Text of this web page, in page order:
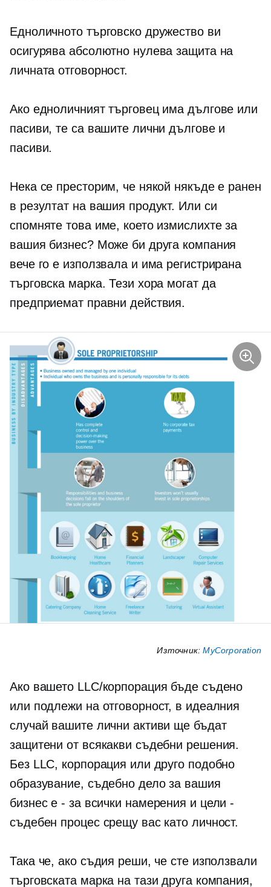
Едноличното търговско дружество ви
осигурява абсолютно нулева защита на
личната отговорност.
Ако едноличният търговец има дългове или
пасиви, те са вашите лични дългове и
пасиви.
Нека се престорим, че някой някъде е ранен
в резултат на вашия продукт. Или си
спомняте това име, което измислихте за
вашия бизнес? Може би друга компания
вече го е използвала и има регистрирана
търговска марка. Тези хора могат да
предприемат правни действия.
Източник:MyCorporation
Ако вашето LLC/корпорация бъде съдено
или подлежи на отговорност, в идеалния
случай вашите лични активи ще бъдат
защитени от всякакви съдебни решения.
Без LLC, корпорация или друго подобно
образувание, съдебно дело за вашия
бизнес е- за всички намерения и цели -
съдебен процес срещу вас като личност.
Така че, ако съдия реши, че сте използвали
търговската марка на тази друга компания,